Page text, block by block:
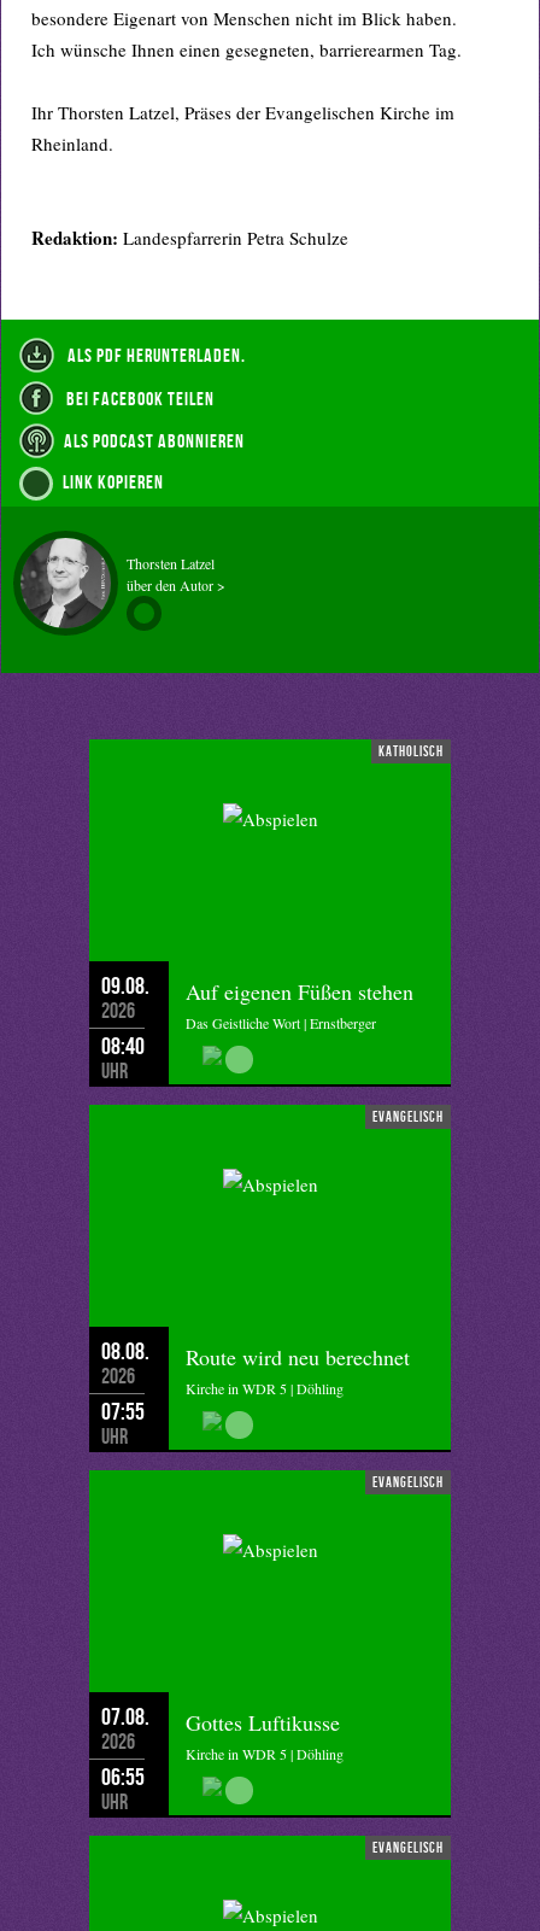
besondere Eigenart von Menschen nicht im Blick haben.
Ich wünsche Ihnen einen gesegneten, barrierearmen Tag.
Ihr Thorsten Latzel, Präses der Evangelischen Kirche im
Rheinland.
Redaktion: Landespfarrerin Petra Schulze
als PDF herunterladen.
bei Facebook teilen
als Podcast abonnieren
Link kopieren
Thorsten Latzel
über den Autor >
katholisch
09.08.
2026
08:40
Uhr
Auf eigenen Füßen stehen
Das Geistliche Wort | Ernstberger
evangelisch
08.08.
2026
07:55
Uhr
Route wird neu berechnet
Kirche in WDR 5 | Döhling
evangelisch
07.08.
2026
06:55
Uhr
Gottes Luftikusse
Kirche in WDR 5 | Döhling
evangelisch